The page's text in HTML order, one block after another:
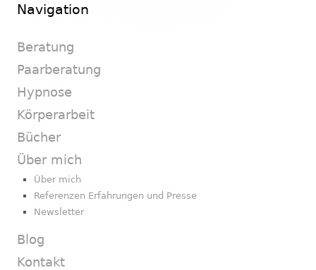
Navigation
Beratung
Paarberatung
Hypnose
Körperarbeit
Bücher
Über mich
Über mich
Referenzen Erfahrungen und Presse
Newsletter
Blog
Kontakt